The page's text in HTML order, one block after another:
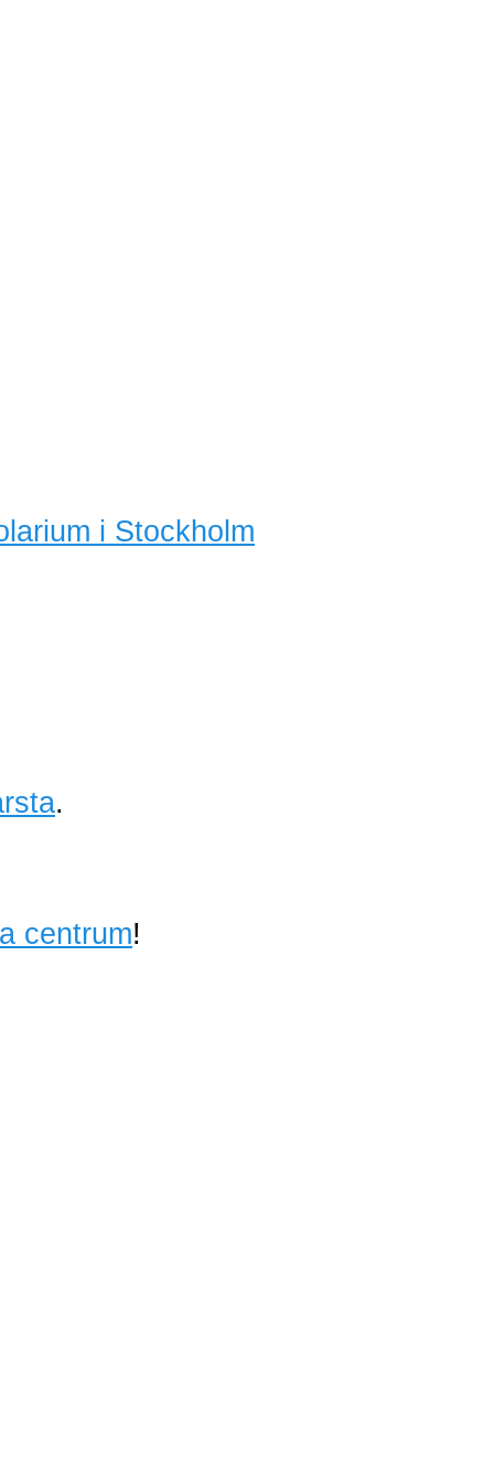
i Stockholm
.
centrum!